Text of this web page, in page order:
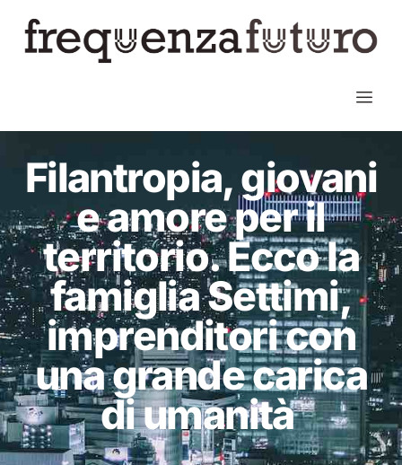
Filantropia, giovani
e amore per il
territorio. Ecco la
famiglia Settimi,
imprenditori con
una grande carica
di umanità